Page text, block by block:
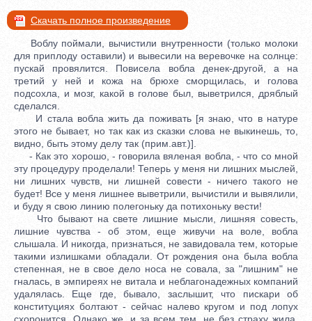
Скачать полное произведение
Воблу поймали, вычистили внутренности (только молоки
для приплоду оставили) и вывесили на веревочке на солнце:
пускай провялится. Повисела вобла денек-другой, а на
третий у ней и кожа на брюхе сморщилась, и голова
подсохла, и мозг, какой в голове был, выветрился, дряблый
сделался.
И стала вобла жить да поживать [я знаю, что в натуре
этого не бывает, но так как из сказки слова не выкинешь, то,
видно, быть этому делу так (прим.авт.)].
- Как это хорошо, - говорила вяленая вобла, - что со мной
эту процедуру проделали! Теперь у меня ни лишних мыслей,
ни лишних чувств, ни лишней совести - ничего такого не
будет! Все у меня лишнее выветрили, вычистили и вывялили,
и буду я свою линию полегоньку да потихоньку вести!
Что бывают на свете лишние мысли, лишняя совесть,
лишние чувства - об этом, еще живучи на воле, вобла
слышала. И никогда, признаться, не завидовала тем, которые
такими излишками обладали. От рождения она была вобла
степенная, не в свое дело носа не совала, за "лишним" не
гналась, в эмпиреях не витала и неблагонадежных компаний
удалялась. Еще где, бывало, заслышит, что пискари об
конституциях болтают - сейчас налево кругом и под лопух
схоронится. Однако же, и за всем тем, не без страху жила,